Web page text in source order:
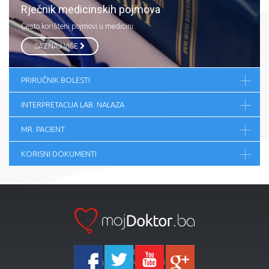
Rječnik medicinskih pojmova
Često korišteni pojmovi u medicini.
SAZNAJ VIŠE
PRIRUČNIK BOLESTI
INTERPRETACIJA LAB. NALAZA
MR. PACIENT
KORISNI DOKUMENTI
Ka-Agencija
Copyright 2026 All Right Reserved